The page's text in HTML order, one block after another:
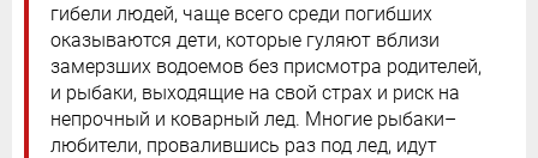
гибели людей, чаще всего среди погибших
оказываются дети, которые гуляют вблизи
замерзших водоемов без присмотра родителей,
и рыбаки, выходящие на свой страх и риск на
непрочный и коварный лед. Многие рыбаки–
любители, провалившись раз под лед, идут